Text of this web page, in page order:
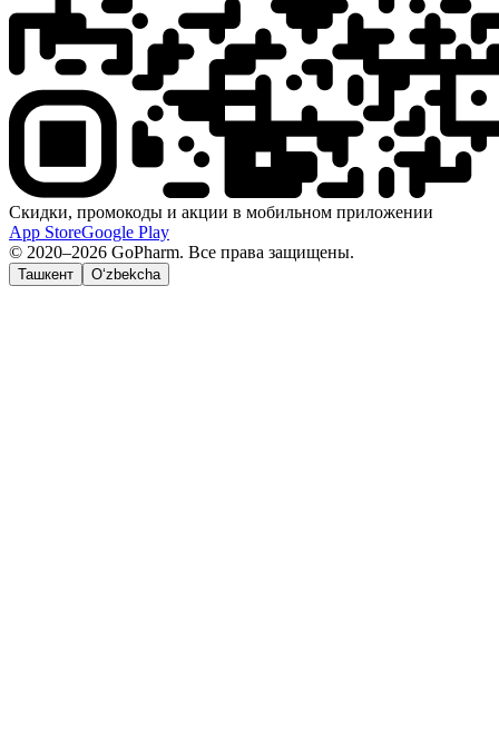
Скидки, промокоды и акции в мобильном приложении
App StoreGoogle Play
© 2020–2026 GoPharm. Все права защищены.
Ташкент O‘zbekcha